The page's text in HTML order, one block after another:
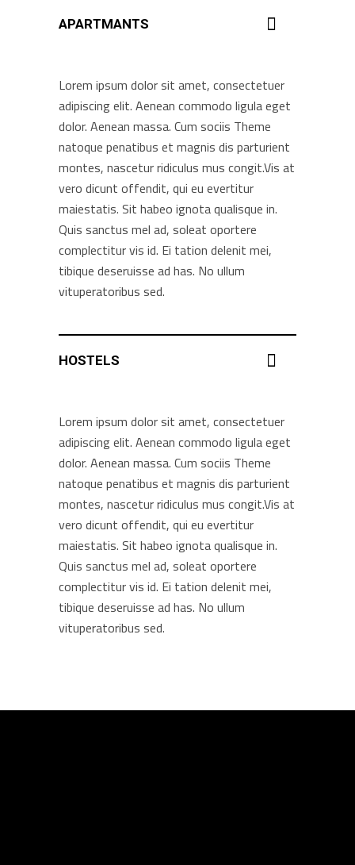
APARTMANTS
Lorem ipsum dolor sit amet, consectetuer
adipiscing elit. Aenean commodo ligula eget
dolor. Aenean massa. Cum sociis Theme
natoque penatibus et magnis dis parturient
montes, nascetur ridiculus mus congit.Vis at
vero dicunt offendit, qui eu evertitur
maiestatis. Sit habeo ignota qualisque in.
Quis sanctus mel ad, soleat oportere
complectitur vis id. Ei tation delenit mei,
tibique deseruisse ad has. No ullum
vituperatoribus sed.
HOSTELS
Lorem ipsum dolor sit amet, consectetuer
adipiscing elit. Aenean commodo ligula eget
dolor. Aenean massa. Cum sociis Theme
natoque penatibus et magnis dis parturient
montes, nascetur ridiculus mus congit.Vis at
vero dicunt offendit, qui eu evertitur
maiestatis. Sit habeo ignota qualisque in.
Quis sanctus mel ad, soleat oportere
complectitur vis id. Ei tation delenit mei,
tibique deseruisse ad has. No ullum
vituperatoribus sed.